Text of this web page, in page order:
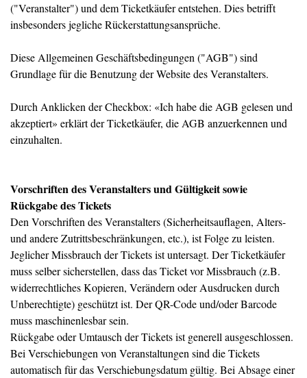
("Veranstalter") und dem Ticketkäufer entstehen. Dies betrifft
insbesonders jegliche Rückerstattungsansprüche.
Diese Allgemeinen Geschäftsbedingungen ("AGB") sind
Grundlage für die Benutzung der Website des Veranstalters.
Durch Anklicken der Checkbox: «Ich habe die AGB gelesen und
akzeptiert» erklärt der Ticketkäufer, die AGB anzuerkennen und
einzuhalten.
Vorschriften des Veranstalters und Gültigkeit sowie
Rückgabe des Tickets
Den Vorschriften des Veranstalters (Sicherheitsauflagen, Alters-
und andere Zutrittsbeschränkungen, etc.), ist Folge zu leisten.
Jeglicher Missbrauch der Tickets ist untersagt. Der Ticketkäufer
muss selber sicherstellen, dass das Ticket vor Missbrauch (z.B.
widerrechtliches Kopieren, Verändern oder Ausdrucken durch
Unberechtigte) geschützt ist. Der QR-Code und/oder Barcode
muss maschinenlesbar sein.
Rückgabe oder Umtausch der Tickets ist generell ausgeschlossen.
Bei Verschiebungen von Veranstaltungen sind die Tickets
automatisch für das Verschiebungsdatum gültig. Bei Absage einer